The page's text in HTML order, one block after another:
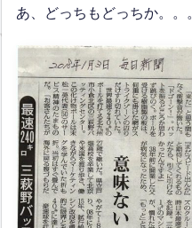
あ、どっちもどっちか。。